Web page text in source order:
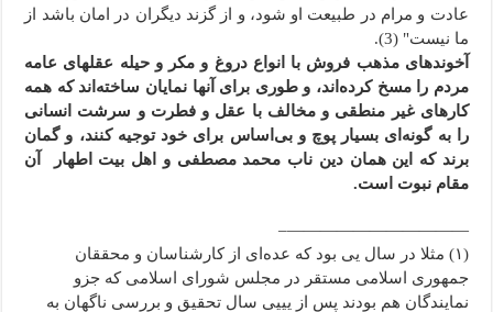
عادت و مرام در طبیعت او شود، و از گزند دیگران در امان باشد از
ما نیست" (3).
آخوندهای مذهب فروش با انواع دروغ و مکر و حیله عقلهای عامه
مردم را مسخ کرده‌اند، و طوری برای آنها نمایان ساخته‌اند که همه
کارهای غیر منطقی و مخالف با عقل و فطرت و سرشت انسانی
را به گونه‌ای بسیار پوچ و بی‌اساس برای خود توجیه کنند، و گمان
برند که این همان دین ناب محمد مصطفی و اهل بیت اطهار آن
مقام نبوت است.
———————————–
(۱) مثلا در سال یی بود که عده‌اى از کارشناسان و محققان
جمهورى اسلامى مستقر در مجلس شوراى اسلامى که جزو
نمایندگان هم بودند پس از یییی سال تحقیق و بررسى ناگهان به